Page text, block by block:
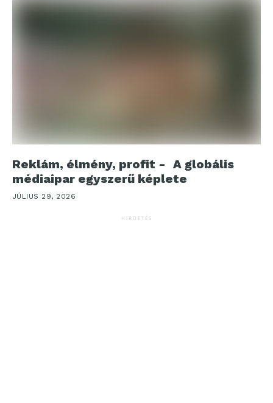
Reklám, élmény, profit - A globális
médiaipar egyszerű képlete
JÚLIUS 29, 2026
HIRDETÉS